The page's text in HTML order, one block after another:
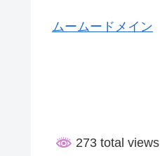
ムームードメイン
273 total views